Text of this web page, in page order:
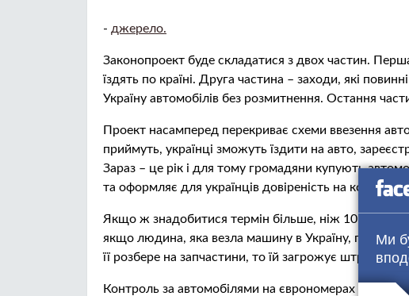
Ми
- джерело.
Законопроект буде складатися з двох частин.
їздять по країні. Друга частина – заходи, які
Україну автомобілів без розмитнення. Остання
Проект насамперед перекриває схеми ввезення
приймуть, українці зможуть їздити на авто,
Зараз – це рік і для тому громадяни купують
та оформляє для українців довіреність на
Якщо ж знадобитися термін більше, ніж 10 днів –
якщо людина, яка везла машину в Україну,
її розбере на запчастини, то їй загрожує штраф 17
Контроль за автомобілями на єврономерах